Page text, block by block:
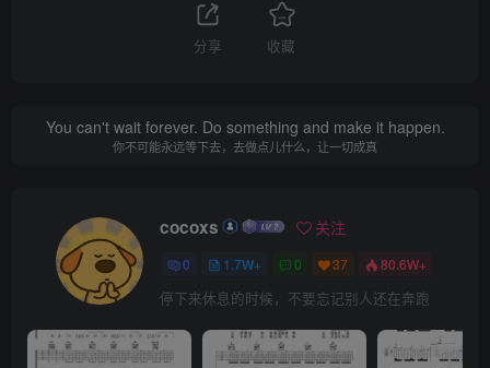
分享 收藏
You can't wait forever. Do something and make it happen.
你不可能永远等下去，去做点儿什么，让一切成真
cocoxs 关注
0 1.7W+ 0 37 80.6W+
停下来休息的时候，不要忘记别人还在奔跑